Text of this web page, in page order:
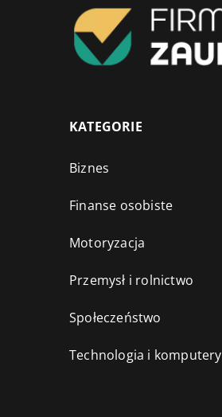
KATEGORIE
Biznes
Finanse osobiste
Motoryzacja
Przemysł i rolnictwo
Społeczeństwo
Technologia i komputery